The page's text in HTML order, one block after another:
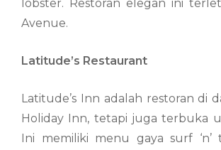
lobster. Restoran elegan ini
Avenue.
Latitude’s Restaurant
Latitude’s Inn adalah restoran di
Holiday Inn, tetapi juga terbuka
Ini memiliki menu gaya surf ‘n’